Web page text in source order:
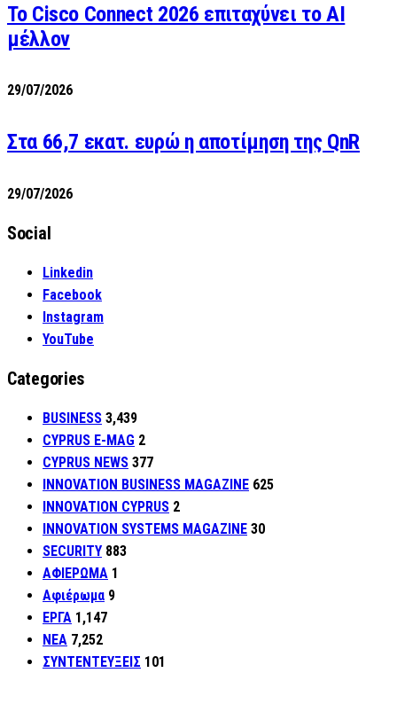
Το Cisco Connect 2026 επιταχύνει το AI
μέλλον
29/07/2026
Στα 66,7 εκατ. ευρώ η αποτίμηση της QnR
29/07/2026
Social
Linkedin
Facebook
Instagram
YouTube
Categories
BUSINESS 3,439
CYPRUS E-MAG 2
CYPRUS NEWS 377
INNOVATION BUSINESS MAGAZINE 625
INNOVATION CYPRUS 2
INNOVATION SYSTEMS MAGAZINE 30
SECURITY 883
ΑΦΙΕΡΩΜΑ 1
Αφιέρωμα 9
ΕΡΓΑ 1,147
ΝΕΑ 7,252
ΣΥΝΤΕΝΤΕΥΞΕΙΣ 101